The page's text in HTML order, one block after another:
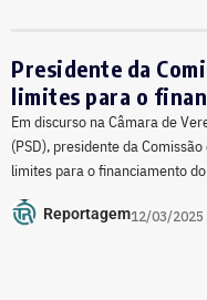
Presidente da
limites para o
Em discurso na Câmara de
(PSD), presidente da
limites para o financiamento
Reportagem12/03/2025